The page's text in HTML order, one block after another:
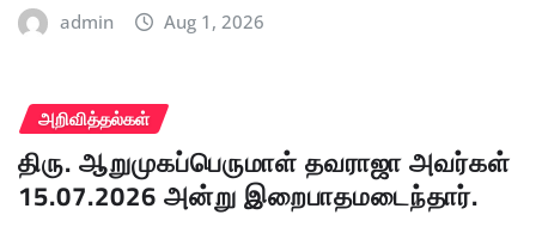
admin Aug 1, 2026
அறிவித்தல்கள்
திரு. ஆறுமுகப்பெருமாள் தவராஜா அவர்கள்
15.07.2026 அன்று இறைபாதமடைந்தார்.